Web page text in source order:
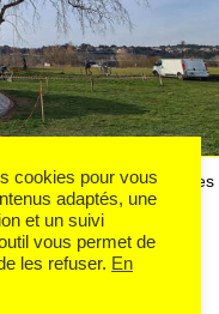
et données personnelles
cookies pour vous
adaptés, une
et un suivi
vous permet de
les refuser. En